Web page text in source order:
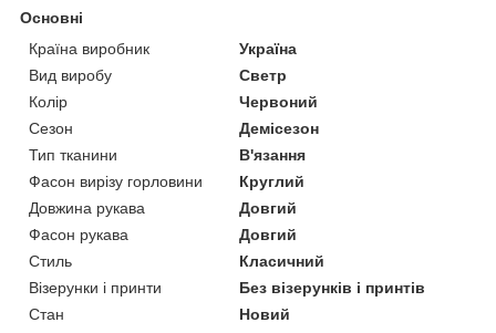
Основні
Країна виробник
Україна
Вид виробу
Светр
Колір
Червоний
Сезон
Демісезон
Тип тканини
В'язання
Фасон вирізу горловини
Круглий
Довжина рукава
Довгий
Фасон рукава
Довгий
Стиль
Класичний
Візерунки і принти
Без візерунків і принтів
Стан
Новий